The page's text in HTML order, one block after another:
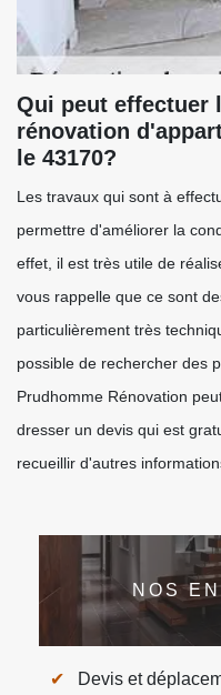
Qui peut effectuer
rénovation
le 43170?
Les travaux qui sont à
permettre d'améliorer la
effet, il est très utile de
vous rappelle que ce sont
particulièrement très
possible de rechercher des
Prudhomme Rénovation
dresser un devis qui est
recueillir d'autres
NOS
Devis et